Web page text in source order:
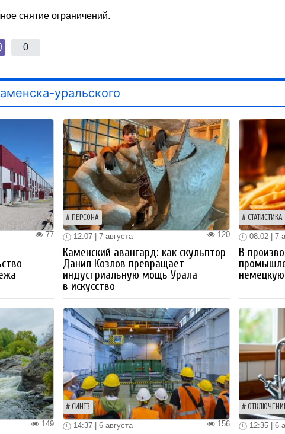
снятие ограничений.
0
уральского
77
ПЕРСОНА
120
12:07 | 7 августа
Каменский авангард: как скульптор
Данил Козлов превращает
индустриальную мощь Урала
в искусство
СТАТИСТИКА
08:02 | 7
В
немецкую
149
СИНТЗ
156
14:37 | 6 августа 12:35 | 6